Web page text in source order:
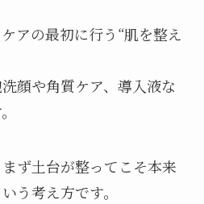
アの最初に行う“肌を整え
顔や角質ケア、導入液な
まず土台が整ってこそ本来
う考え方です。